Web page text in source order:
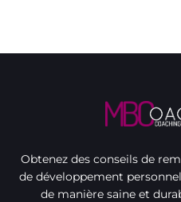
Obtenez des conseils de
de développement
de manière saine et